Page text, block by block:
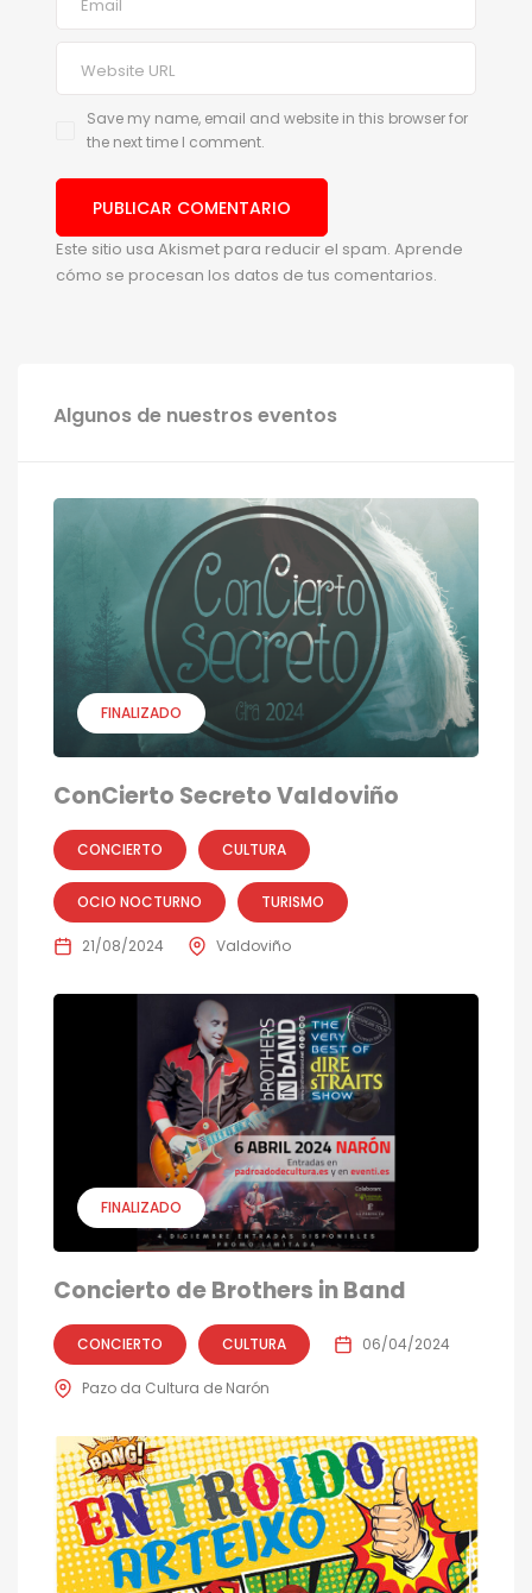
Save my name, email and website in this browser for
the next time I comment.
Este sitio usa Akismet para reducir el spam. Aprende
cómo se procesan los datos de tus comentarios.
Algunos de nuestros eventos
FINALIZADO
ConCierto Secreto Valdoviño
CONCIERTO CULTURA
OCIO NOCTURNO TURISMO
21/08/2024 Valdoviño
FINALIZADO
Concierto de Brothers in Band
CONCIERTO CULTURA 06/04/2024
Pazo da Cultura de Narón